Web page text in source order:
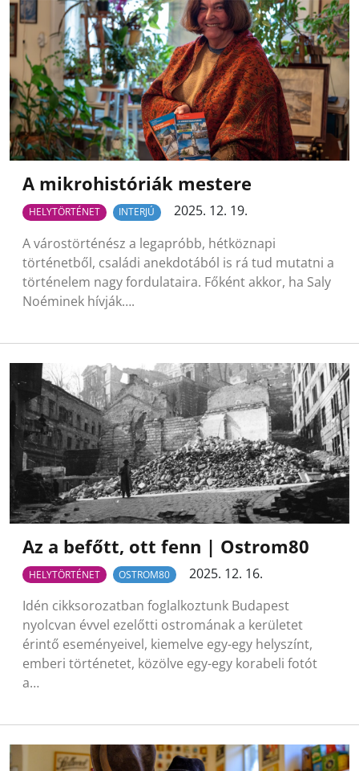
A mikrohistóriák mestere
HELYTÖRTÉNET INTERJÚ
2025. 12. 19.
A várostörténész a legapróbb, hétköznapi
történetből, családi anekdotából is rá tud mutatni a
történelem nagy fordulataira. Főként akkor, ha Saly
Noéminek hívják….
Az a befőtt, ott fenn | Ostrom80
HELYTÖRTÉNET OSTROM80
2025. 12. 16.
Idén cikksorozatban foglalkoztunk Budapest
nyolcvan évvel ezelőtti ostromának a kerületet
érintő eseményeivel, kiemelve egy-egy helyszínt,
emberi történetet, közölve egy-egy korabeli fotót
a…